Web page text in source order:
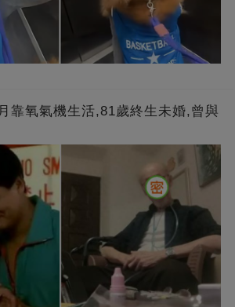
靠氧氣機生活,81歲終生未婚,曾與